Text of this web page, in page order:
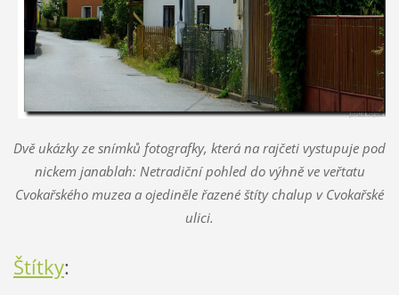
Dvě ukázky ze snímků fotografky, která na rajčeti vystupuje pod
nickem janablah: Netradiční pohled do výhně ve veřtatu
Cvokařského muzea a ojediněle řazené štíty chalup v Cvokařské
ulici.
Štítky: